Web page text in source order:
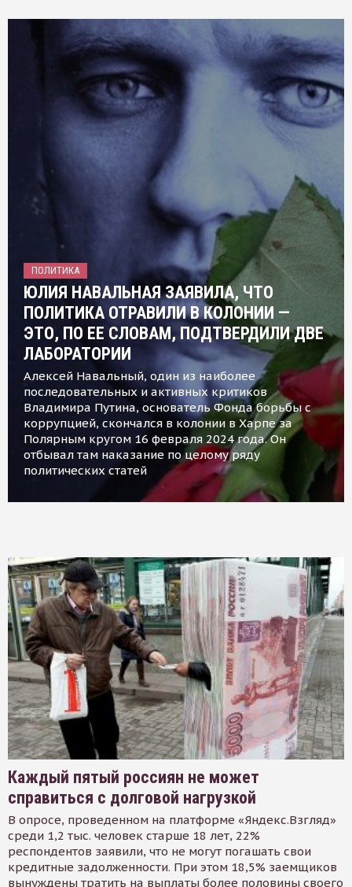
ПОЛИТИКА
ЮЛИЯ НАВАЛЬНАЯ ЗАЯВИЛА, ЧТО
ПОЛИТИКА ОТРАВИЛИ В КОЛОНИИ —
ЭТО, ПО ЕЕ СЛОВАМ, ПОДТВЕРДИЛИ ДВЕ
ЛАБОРАТОРИИ
Алексей Навальный, один из наиболее
последовательных и активных критиков
Владимира Путина, основатель Фонда борьбы с
коррупцией, скончался в колонии в Харпе за
Полярным кругом 16 февраля 2024 года. Он
отбывал там наказание по целому ряду
политических статей
Каждый пятый россиян не может
справиться с долговой нагрузкой
В опросе, проведенном на платформе «Яндекс.Взгляд»
среди 1,2 тыс. человек старше 18 лет, 22%
респондентов заявили, что не могут погашать свои
кредитные задолженности. При этом 18,5% заемщиков
вынуждены тратить на выплаты более половины своего